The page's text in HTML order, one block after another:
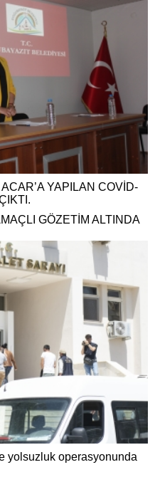
YAPILAN COVİD-
GÖZETİM ALTINDA
yolsuzluk operasyonunda